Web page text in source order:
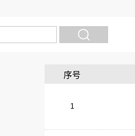
序号
1